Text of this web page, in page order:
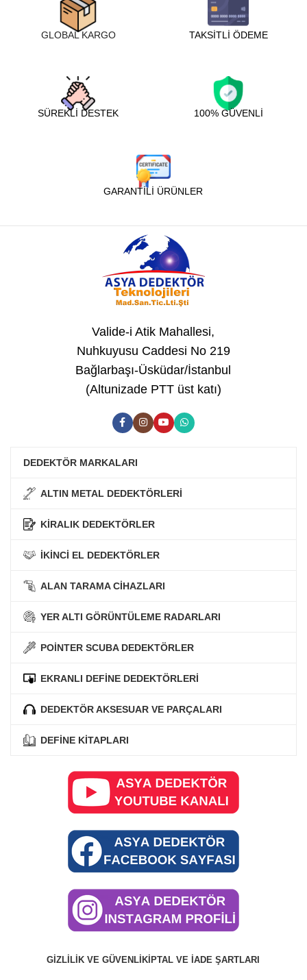
GLOBAL KARGO TAKSİTLİ ÖDEME
SÜREKLİ DESTEK 100% GÜVENLİ
GARANTİLİ ÜRÜNLER
Valide-i Atik Mahallesi,
Nuhkuyusu Caddesi No 219
Bağlarbaşı-Üsküdar/İstanbul
(Altunizade PTT üst katı)
DEDEKTÖR MARKALARI
ALTIN METAL DEDEKTÖRLERİ
KİRALIK DEDEKTÖRLER
İKİNCİ EL DEDEKTÖRLER
ALAN TARAMA CİHAZLARI
YER ALTI GÖRÜNTÜLEME RADARLARI
POİNTER SCUBA DEDEKTÖRLER
EKRANLI DEFİNE DEDEKTÖRLERİ
DEDEKTÖR AKSESUAR VE PARÇALARI
DEFİNE KİTAPLARI
GIZLILIK VE GÜVENLIK İPTAL VE İADE ŞARTLARI